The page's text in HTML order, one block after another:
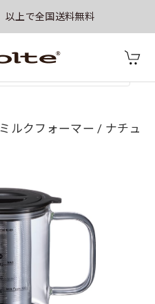
以上で全国送料無料
ルクフォーマー / ナチュ